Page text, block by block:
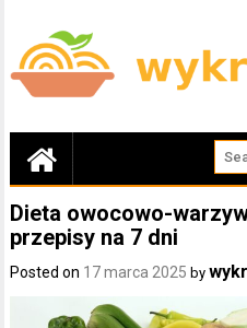
content
Dieta owocowo-
przepisy na 7 dni
Posted on 17 marca 2025 by